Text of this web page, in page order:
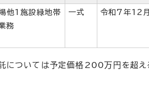
他1施設緑地帯
務
一式 令和7年12
託については予定価格200万円を超え